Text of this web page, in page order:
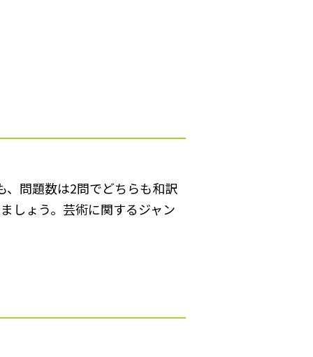
、問題数は2問でどちらも和訳
しょう。芸術に関するジャン